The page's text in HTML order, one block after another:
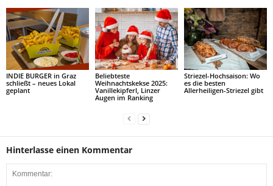
INDIE BURGER in Graz
schließt – neues Lokal
geplant
Beliebteste
Weihnachtskekse 2025:
Vanillekipferl, Linzer
Augen im Ranking
Striezel-Hochsaison: Wo
es die besten
Allerheiligen-Striezel gibt
Hinterlasse einen Kommentar